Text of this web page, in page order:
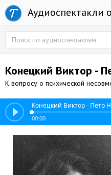
Аудиоспектакли
Конецкий Виктор -
К вопросу о психической
Конецкий Виктор - Петр
00:00